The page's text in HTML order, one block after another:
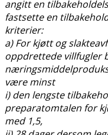
angitt en
fastsette en
kriterier:
a) For kjøtt og
oppdrettede villfugler
være minst
i) den lengste
preparatomtalen for
med 1,5,